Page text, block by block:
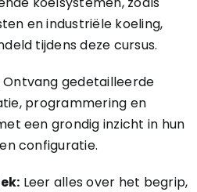
en industriële koeling,
tijdens deze cursus.
Ontvang gedetailleerde
programmering en
een grondig inzicht in hun
configuratie.
Leer alles over het begrip,